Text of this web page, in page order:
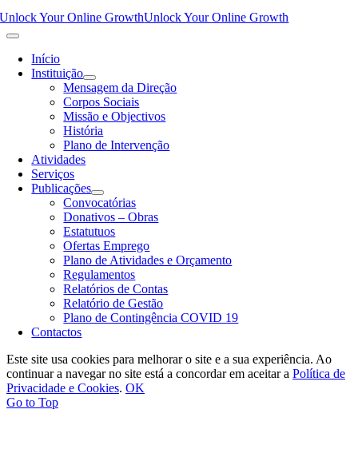
Unlock Your Online GrowthUnlock Your Online Growth
Início
Instituição
Mensagem da Direção
Corpos Sociais
Missão e Objectivos
História
Plano de Intervenção
Atividades
Serviços
Publicações
Convocatórias
Donativos – Obras
Estatutuos
Ofertas Emprego
Plano de Atividades e Orçamento
Regulamentos
Relatórios de Contas
Relatório de Gestão
Plano de Contingência COVID 19
Contactos
Este site usa cookies para melhorar o site e a sua experiência. Ao
continuar a navegar no site está a concordar em aceitar a Política de
Privacidade e Cookies. OK
Go to Top